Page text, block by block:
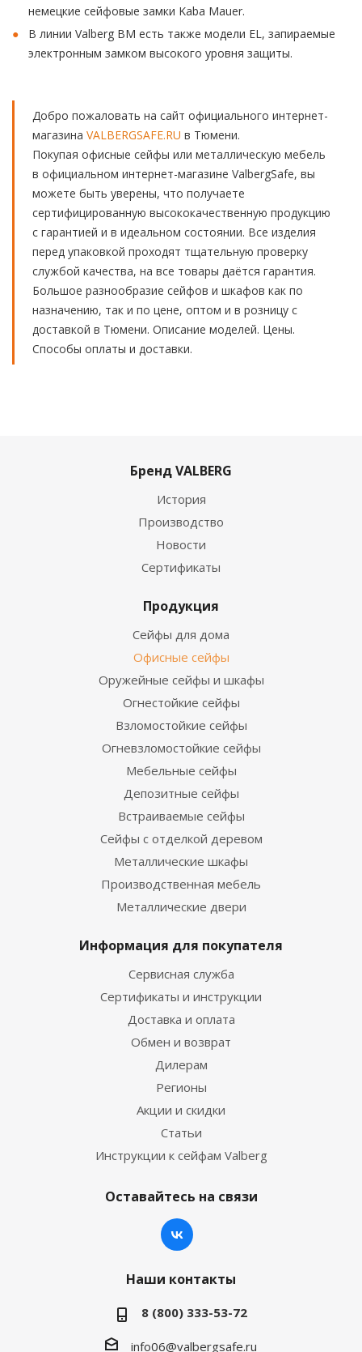
немецкие сейфовые замки Kaba Mauer.
В линии Valberg BM есть также модели EL, запираемые
электронным замком высокого уровня защиты.
Добро пожаловать на сайт официального интернет-
магазина VALBERGSAFE.RU в Тюмени.
Покупая офисные сейфы или металлическую мебель
в официальном интернет-магазине ValbergSafe, вы
можете быть уверены, что получаете
сертифицированную высококачественную продукцию
с гарантией и в идеальном состоянии. Все изделия
перед упаковкой проходят тщательную проверку
службой качества, на все товары даётся гарантия.
Большое разнообразие сейфов и шкафов как по
назначению, так и по цене, оптом и в розницу с
доставкой в Тюмени. Описание моделей. Цены.
Способы оплаты и доставки.
Бренд VALBERG
История
Производство
Новости
Сертификаты
Продукция
Сейфы для дома
Офисные сейфы
Оружейные сейфы и шкафы
Огнестойкие сейфы
Взломостойкие сейфы
Огневзломостойкие сейфы
Мебельные сейфы
Депозитные сейфы
Встраиваемые сейфы
Сейфы с отделкой деревом
Металлические шкафы
Производственная мебель
Металлические двери
Информация для покупателя
Сервисная служба
Сертификаты и инструкции
Доставка и оплата
Обмен и возврат
Дилерам
Регионы
Акции и скидки
Статьи
Инструкции к сейфам Valberg
Оставайтесь на связи
Наши контакты
8 (800) 333-53-72
info06@valbergsafe.ru